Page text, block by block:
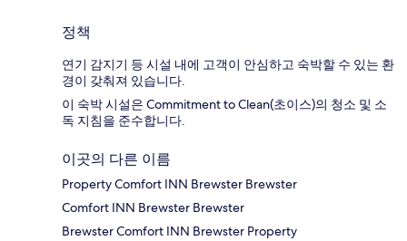
정책
연기 감지기 등 시설 내에 고객이 안심하고 숙박할 수 있는 환
경이 갖춰져 있습니다.
이 숙박 시설은 Commitment to Clean(초이스)의 청소 및 소
독 지침을 준수합니다.
이곳의 다른 이름
Property Comfort INN Brewster Brewster
Comfort INN Brewster Brewster
Brewster Comfort INN Brewster Property